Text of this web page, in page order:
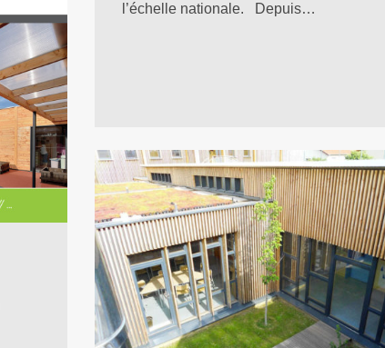
l’échelle nationale. Depuis…